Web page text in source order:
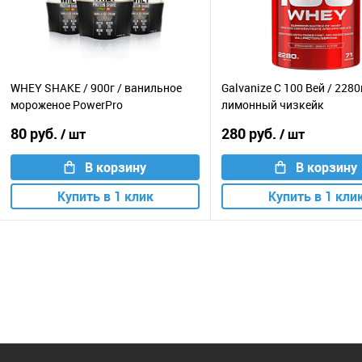
WHEY SHAKE / 900г / ванильное
мороженое PowerPro
80 руб. / шт
В корзину
Купить в 1 клик
Galvanize C 100 Вей /
лимонный чизкейк
280 руб. / шт
В корзину
Купить в 1